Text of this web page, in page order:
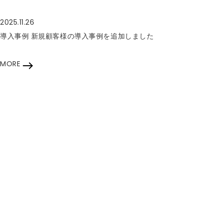
2025.11.26
導入事例 新規顧客様の導入事例を追加しました
MORE